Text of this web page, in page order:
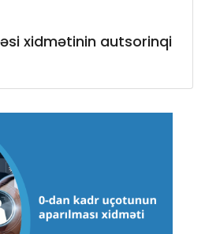
xidmətinin autsorinqi